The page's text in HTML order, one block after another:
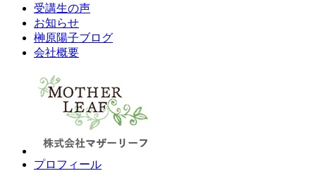
受講生の声
お知らせ
榊原陽子ブログ
会社概要
プロフィール